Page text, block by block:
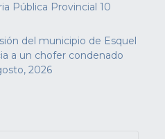
Pública Provincial 10
del municipio de Esquel
a un chofer condenado
2026